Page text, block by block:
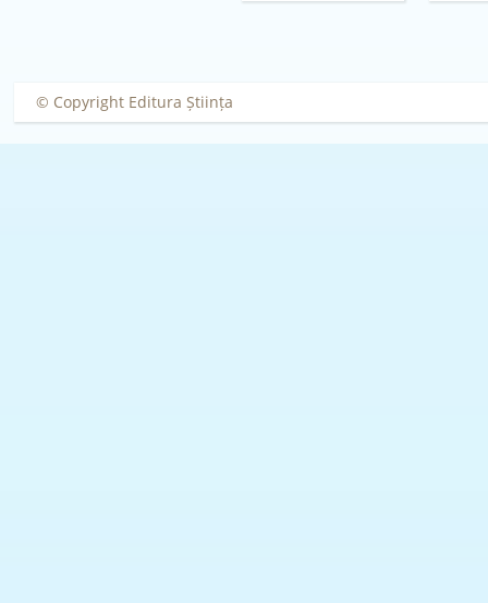
© Copyright Editura Știința